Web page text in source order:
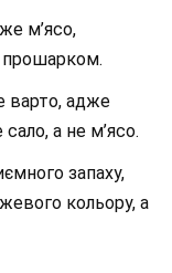
м’ясо,
варто, адже
а не м’ясо.
запаху,
кольору, а